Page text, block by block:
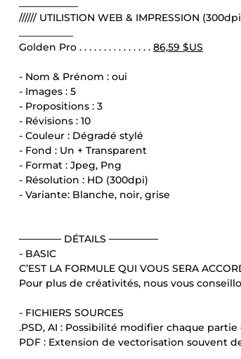
////// UTILISTION WEB & IMPRESSION
Golden Pro . . . . . . . . . . . . . . . 86,59 $US
- Nom & Prénom : oui
- Images : 5
- Propositions : 3
- Révisions : 10
- Couleur : Dégradé stylé
- Fond : Un + Transparent
- Format : Jpeg, Png
- Résolution : HD (300dpi)
- Variante: Blanche, noir, grise
────── DÉTAILS ───────
- BASIC
C’EST LA FORMULE QUI VOUS SERA
Pour plus de créativités, nous vous
- FICHIERS SOURCES
.PSD, AI : Possibilité modifier chaque
PDF : Extension de vectorisation souvent